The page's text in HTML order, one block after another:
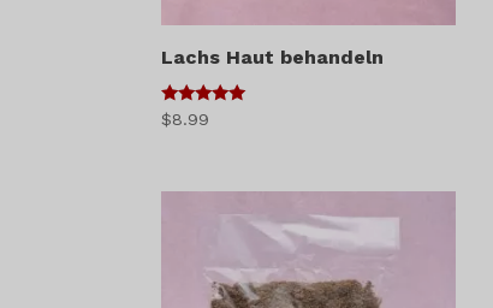
Lachs Haut behandeln
5
von 5
$8.99